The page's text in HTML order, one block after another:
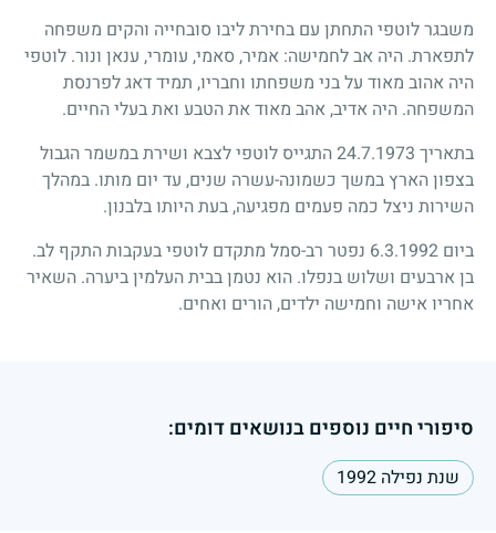
משבגר לוטפי התחתן עם בחירת ליבו סובחייה והקים משפחה
לתפארת. היה אב לחמישה: אמיר, סאמי, עומרי, ענאן ונור. לוטפי
היה אהוב מאוד על בני משפחתו וחבריו, תמיד דאג לפרנסת
המשפחה. היה אדיב, אהב מאוד את הטבע ואת בעלי החיים.
בתאריך 24.7.1973 התגייס לוטפי לצבא ושירת במשמר הגבול
בצפון הארץ במשך כשמונה-עשרה שנים, עד יום מותו. במהלך
השירות ניצל כמה פעמים מפגיעה, בעת היותו בלבנון.
ביום 6.3.1992 נפטר רב-סמל מתקדם לוטפי בעקבות התקף לב.
בן ארבעים ושלוש בנפלו. הוא נטמן בבית העלמין ביערה. השאיר
אחריו אישה וחמישה ילדים, הורים ואחים.
סיפורי חיים נוספים בנושאים דומים:
שנת נפילה 1992